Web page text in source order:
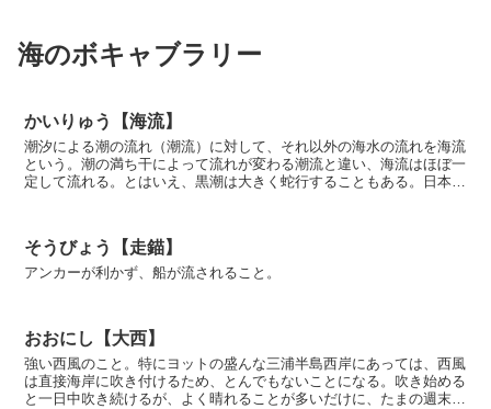
海のボキャブラリー
かいりゅう【海流】
潮汐による潮の流れ（潮流）に対して、それ以外の海水の流れを海流
という。潮の満ち干によって流れが変わる潮流と違い、海流はほぼ一
定して流れる。とはいえ、黒潮は大きく蛇行することもある。日本で
そうびょう【走錨】
アンカーが利かず、船が流されること。
おおにし【大西】
強い西風のこと。特にヨットの盛んな三浦半島西岸にあっては、西風
は直接海岸に吹き付けるため、とんでもないことになる。吹き始める
と一日中吹き続けるが、よく晴れることが多いだけに、たまの週末が